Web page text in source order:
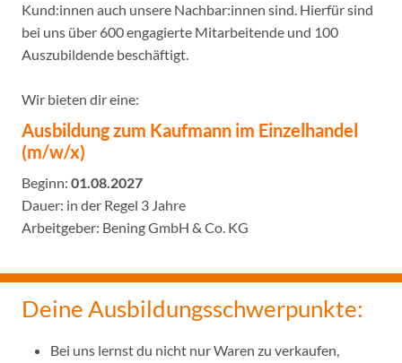
Kund:innen auch unsere Nachbar:innen sind. Hierfür sind
bei uns über 600 engagierte Mitarbeitende und 100
Auszubildende beschäftigt.
Wir bieten dir eine:
Ausbildung zum Kaufmann im Einzelhandel
(m/w/x)
Beginn: 01.08.2027
Dauer: in der Regel 3 Jahre
Arbeitgeber: Bening GmbH & Co. KG
Deine Ausbildungsschwerpunkte:
Bei uns lernst du nicht nur Waren zu verkaufen,